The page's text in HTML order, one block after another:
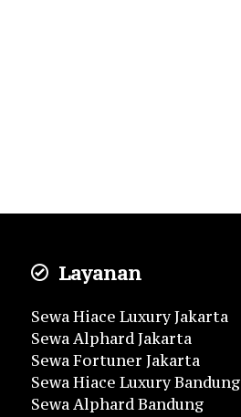
Layanan
Sewa Hiace Luxury Jakarta
Sewa Alphard Jakarta
Sewa Fortuner Jakarta
Sewa Hiace Luxury Bandung
Sewa Alphard Bandung